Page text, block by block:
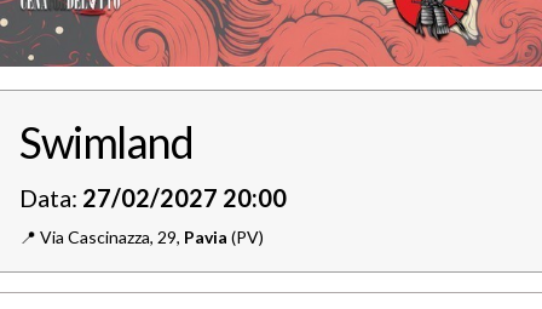
Swimland
Data: 27/02/2027 20:00
📍️ Via Cascinazza, 29, Pavia (PV)